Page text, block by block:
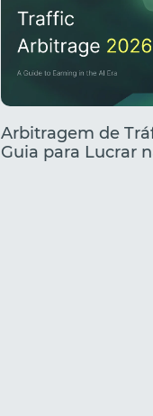
Arbitragem de
Guia para Lucrar